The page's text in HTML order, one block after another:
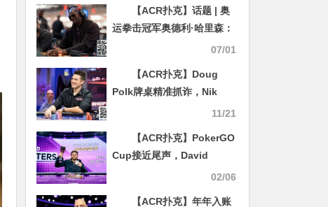
【ACR扑克】话题 | 奥
运拳击冠军奥德利·哈里森：
我将在2024年赢得金手链07/01
【ACR扑克】Doug
Polk牌桌精准抓诈，Nik
Airball一手牌损失超68万11/21
【ACR扑克】PokerGO
Cup接近尾声，David
02/06
【ACR扑克】年年入账